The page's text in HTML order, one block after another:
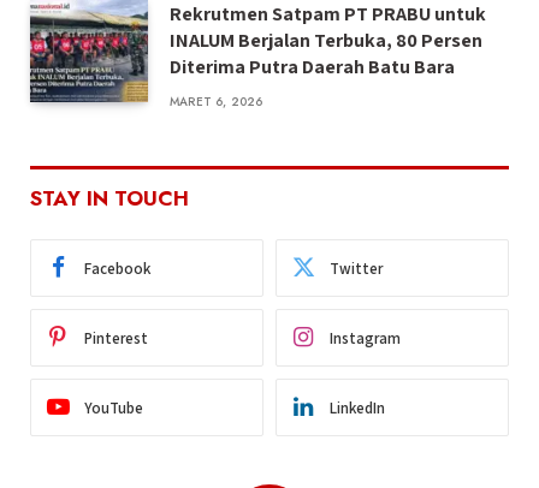
Rekrutmen Satpam PT PRABU untuk
INALUM Berjalan Terbuka, 80 Persen
Diterima Putra Daerah Batu Bara
MARET 6, 2026
STAY IN TOUCH
Facebook Twitter
Pinterest Instagram
YouTube LinkedIn